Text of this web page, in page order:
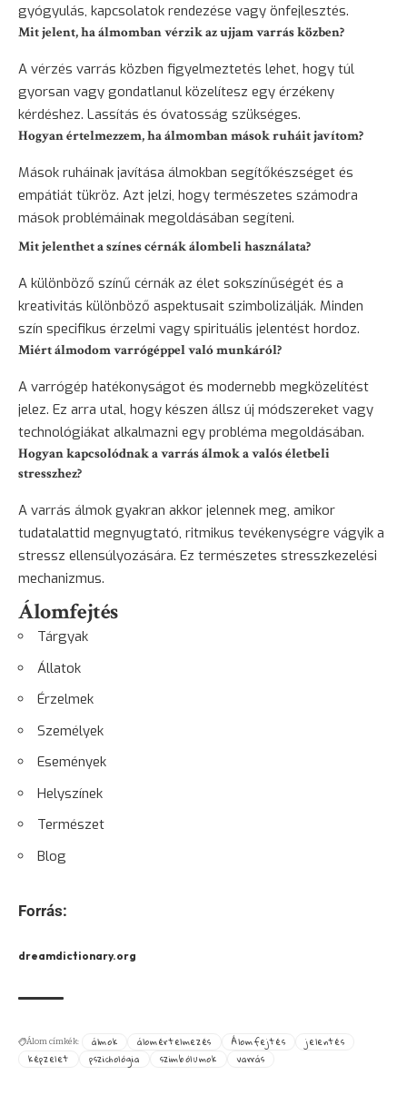
gyógyulás, kapcsolatok rendezése vagy önfejlesztés.
Mit jelent, ha álmomban vérzik az ujjam varrás közben?
A vérzés varrás közben figyelmeztetés lehet, hogy túl
gyorsan vagy gondatlanul közelítesz egy érzékeny
kérdéshez. Lassítás és óvatosság szükséges.
Hogyan értelmezzem, ha álmomban mások ruháit javítom?
Mások ruháinak javítása álmokban segítőkészséget és
empátiát tükröz. Azt jelzi, hogy természetes számodra
mások problémáinak megoldásában segíteni.
Mit jelenthet a színes cérnák álombeli használata?
A különböző színű cérnák az élet sokszínűségét és a
kreativitás különböző aspektusait szimbolizálják. Minden
szín specifikus érzelmi vagy spirituális jelentést hordoz.
Miért álmodom varrógéppel való munkáról?
A varrógép hatékonyságot és modernebb megközelítést
jelez. Ez arra utal, hogy készen állsz új módszereket vagy
technológiákat alkalmazni egy probléma megoldásában.
Hogyan kapcsolódnak a varrás álmok a valós életbeli
stresszhez?
A varrás álmok gyakran akkor jelennek meg, amikor
tudatalattid megnyugtató, ritmikus tevékenységre vágyik a
stressz ellensúlyozására. Ez természetes stresszkezelési
mechanizmus.
Álomfejtés
Tárgyak
Állatok
Érzelmek
Személyek
Események
Helyszínek
Természet
Blog
Forrás:
dreamdictionary.org
Álom címkék: álmok álomértelmezés Álomfejtés
jelentés
képzelet
pszichológia szimbólumok varrás